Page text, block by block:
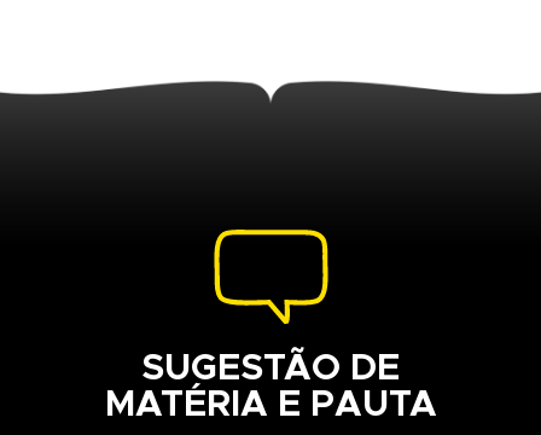
SUGESTÃO DE
MATÉRIA E PAUTA